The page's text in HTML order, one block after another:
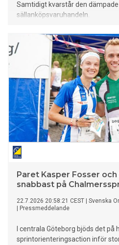
Samtidigt kvarstår den
sällanköpsvaruhandeln.
Paret Kasper Fosser
snabbast på
22.7.2026 20:58:21 CEST
Svenska
Pressmeddelande
I centrala Göteborg bjöds det på
sprintorienteringsaction inför